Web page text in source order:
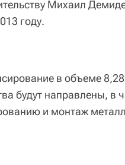
Михаил
году.
в объеме
будут направлены, в
и монтаж